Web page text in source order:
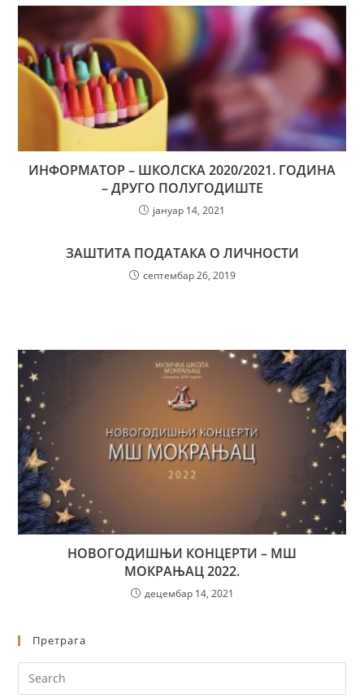
ИНФОРМАТОР – ШКОЛСКА 2020/2021. ГОДИНА
– ДРУГО ПОЛУГОДИШТЕ
јануар 14, 2021
ЗАШТИТА ПОДАТАКА О ЛИЧНОСТИ
септембар 26, 2019
НОВОГОДИШЊИ КОНЦЕРТИ – МШ
МОКРАЊАЦ 2022.
децембар 14, 2021
Претрага